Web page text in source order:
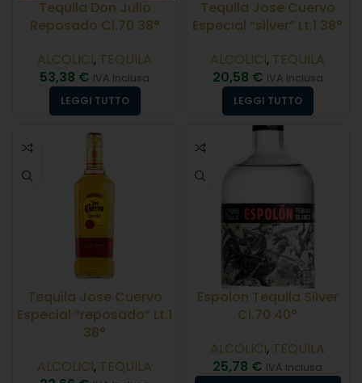
Tequila Don Julio
Reposado Cl.70 38°
ALCOLICI, TEQUILA
53,38 € IVA Inclusa
LEGGI TUTTO
Tequila Jose Cuervo
Especial “silver” Lt.1 38°
ALCOLICI, TEQUILA
20,58 € IVA Inclusa
LEGGI TUTTO
Tequila Jose Cuervo
Especial “reposado” Lt.1
38°
ALCOLICI, TEQUILA
Espolon Tequila Silver
Cl.70 40°
ALCOLICI, TEQUILA
25,78 € IVA Inclusa